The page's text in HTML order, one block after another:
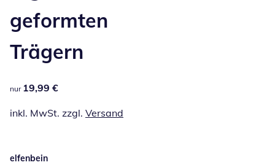
geformten
Trägern
19,99 €
nur 19,99 €
inkl. MwSt. zzgl. Versand
elfenbein